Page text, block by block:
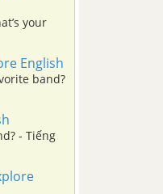
your
English
band?
- Tiếng